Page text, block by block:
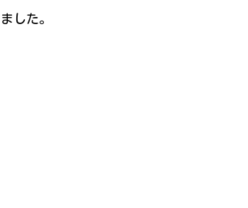
した。